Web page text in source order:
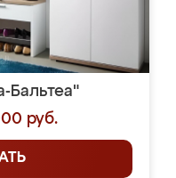
Бальтеа"
руб.